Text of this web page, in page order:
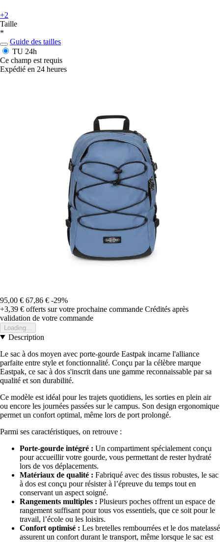
+2
Taille
*
Guide des tailles
TU 24h
Ce champ est requis
Expédié en 24 heures
95,00 € 67,86 € -29%
+3,39 € offerts sur votre prochaine commande Crédités après
validation de votre commande
Loading...
Description
Le sac à dos moyen avec porte-gourde Eastpak incarne l'alliance
parfaite entre style et fonctionnalité. Conçu par la célèbre marque
Eastpak, ce sac à dos s'inscrit dans une gamme reconnaissable par sa
qualité et son durabilité.
Ce modèle est idéal pour les trajets quotidiens, les sorties en plein air
ou encore les journées passées sur le campus. Son design ergonomique
permet un confort optimal, même lors de port prolongé.
Parmi ses caractéristiques, on retrouve :
Porte-gourde intégré : Un compartiment spécialement conçu
pour accueillir votre gourde, vous permettant de rester hydraté
lors de vos déplacements.
Matériaux de qualité : Fabriqué avec des tissus robustes, le sac
à dos est conçu pour résister à l’épreuve du temps tout en
conservant un aspect soigné.
Rangements multiples : Plusieurs poches offrent un espace de
rangement suffisant pour tous vos essentiels, que ce soit pour le
travail, l’école ou les loisirs.
Confort optimisé : Les bretelles rembourrées et le dos matelassé
assurent un confort durant le transport, même lorsque le sac est